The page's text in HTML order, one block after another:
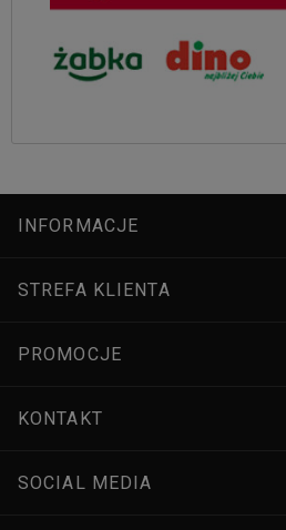
INFORMACJE
STREFA KLIENTA
PROMOCJE
KONTAKT
SOCIAL MEDIA